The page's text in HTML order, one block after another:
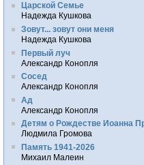
Царской Семье
Надежда Кушкова
Зовут... зовут они меня
Надежда Кушкова
Первый луч
Александр Конопля
Сосед
Александр Конопля
Ад
Александр Конопля
Детям о Рождестве Иоанна
Людмила Громова
Память 1941-2026
Михаил Малеин